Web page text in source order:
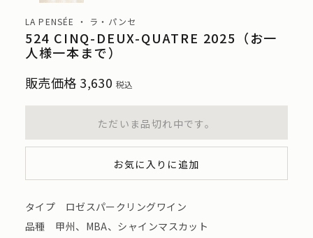
LA PENSÉE ・ ラ・パンセ
524 CINQ-DEUX-QUATRE 2025（お一
人様一本まで）
販売価格 3,630 税込
ただいま品切れ中です。
お気に入りに追加
タイプ ロゼスパークリングワイン
品種 甲州、MBA、シャインマスカット